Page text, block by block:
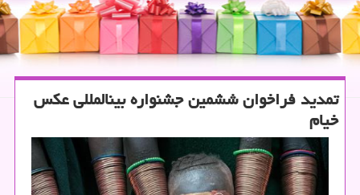
تمدید فراخوان ششمین جشنواره بین‎المللی عكس
خیام